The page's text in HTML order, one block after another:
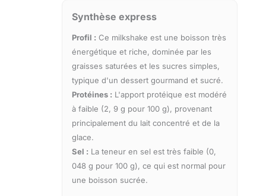
Synthèse express
Profil : Ce milkshake est une boisson très
énergétique et riche, dominée par les
graisses saturées et les sucres simples,
typique d'un dessert gourmand et sucré.
Protéines : L'apport protéique est modéré
à faible (2, 9 g pour 100 g), provenant
principalement du lait concentré et de la
glace.
Sel : La teneur en sel est très faible (0,
048 g pour 100 g), ce qui est normal pour
une boisson sucrée.